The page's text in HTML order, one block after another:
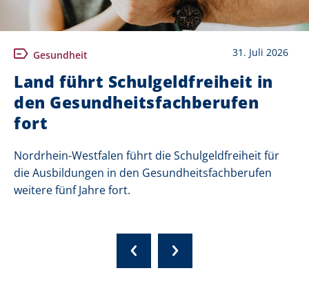
Gesundheit 31. Juli 2026
Land führt Schulgeldfreiheit in
den Gesundheitsfachberufen
fort
Nordrhein-Westfalen führt die Schulgeldfreiheit für
die Ausbildungen in den Gesundheitsfachberufen
weitere fünf Jahre fort.